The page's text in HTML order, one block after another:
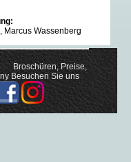
Marcus Wassenberg
Broschüren, Preise,
Besuchen Sie uns